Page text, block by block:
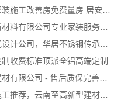
收费标准顶派全铝高端定制